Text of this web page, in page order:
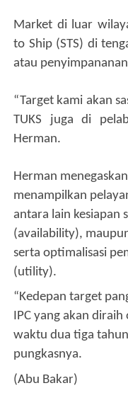
Market di luar
to Ship (STS) di
atau
“Target kami akan
TUKS juga di
Herman.
Herman
menampilkan
antara lain kesiapan
(availability),
serta optimalisasi
(utility).
“Kedepan target
IPC yang akan
waktu dua tiga
pungkasnya.
(Abu Bakar)